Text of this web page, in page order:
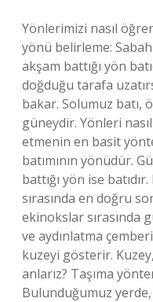
Yönlerimizi nasıl
yönü belirleme:
akşam battığı yön
doğduğu tarafa
bakar. Solumuz batı,
güneydir. Yönleri
etmenin en basit
batımının yönüdür.
battığı yön ise
sırasında en doğru
ekinokslar sırasında
ve aydınlatma
kuzeyi gösterir.
anlarız? Taşıma
Bulunduğumuz